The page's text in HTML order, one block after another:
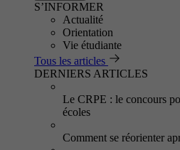
S’INFORMER
Actualité
Orientation
Vie étudiante
Tous les articles
DERNIERS ARTICLES
Le CRPE : le concours
écoles
Comment se réorienter